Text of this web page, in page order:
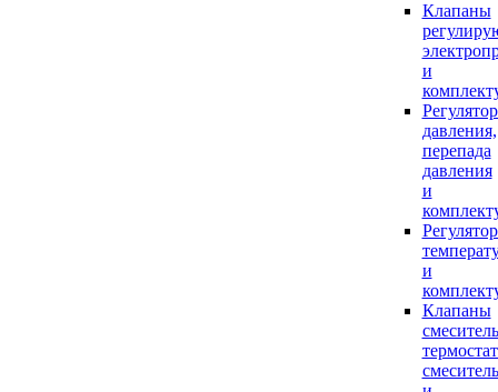
Клапаны
и
давления,
перепада
давления
и
и
Клапаны